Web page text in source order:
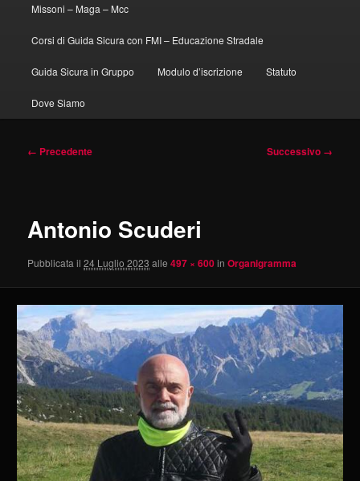
Missoni – Maga – Mcc
Corsi di Guida Sicura con FMI – Educazione Stradale
Guida Sicura in Gruppo Modulo d’iscrizione Statuto
Dove Siamo
Navigazione
← Precedente Successivo →
Antonio Scuderi
Pubblicata il 24 Luglio 2023 alle497 × 600inOrganigramma